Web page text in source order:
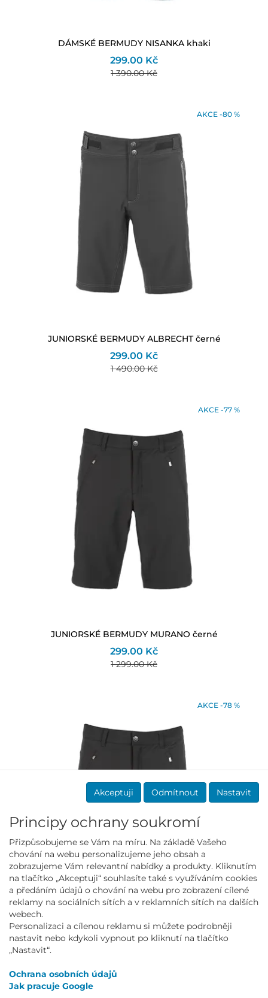
DÁMSKÉ BERMUDY NISANKA khaki
299.00 Kč
1 390.00 Kč
AKCE -80 %
JUNIORSKÉ BERMUDY ALBRECHT černé
299.00 Kč
1 490.00 Kč
AKCE -77 %
JUNIORSKÉ BERMUDY MURANO černé
299.00 Kč
1 299.00 Kč
AKCE -78 %
PÁNSKÉ BERMUDY MURANO černé
299.00 Kč
Akceptuji Odmítnout Nastavit
Principy ochrany soukromí
Přizpůsobujeme se Vám na míru. Na základě Vašeho
chování na webu personalizujeme jeho obsah a
zobrazujeme Vám relevantní nabídky a produkty. Kliknutím
na tlačítko „Akceptuji“ souhlasíte také s využíváním cookies
a předáním údajů o chování na webu pro zobrazení cílené
reklamy na sociálních sítích a v reklamních sítích na dalších
webech.
Personalizaci a cílenou reklamu si můžete podrobněji
nastavit nebo kdykoli vypnout po kliknutí na tlačítko
„Nastavit“.
Ochrana osobních údajů
Jak pracuje Google